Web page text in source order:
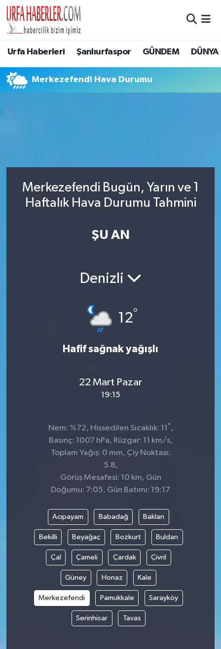
Urfa Haberleri Şanlıurfaspor GÜNDEM DÜNYA
Merkezefendi Hava Durumu
Merkezefendi Bugün, Yarın ve 1
Haftalık Hava Durumu Tahmini
ŞU AN
Denizli
12°
Hafif sağnak yağışlı
22 Mart Pazar
19:15
Nem: %72, Hissedilen Sıcaklık: 11 °,
Basınç: 1007 hPa, Rüzgar: 11 km/s,
Toplam Yağış: 0 mm, Çiy Noktası:
5.8,
Görüş Mesafesi: 10 km, Gün
Doğumu: 7:05, Gün Batımı: 19:17
Acıpayam Babadağ Baklan
Bekilli Beyağaç Bozkurt Buldan
Çal Çameli Çardak Çivril
Güney Honaz Kale
Merkezefendi Pamukkale Sarayköy
Serinhisar Tavas
Şanlıurfa Nöbetçi Eczaneler
Son Dakika Haberleri